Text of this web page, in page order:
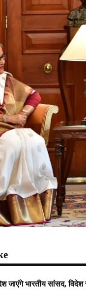
जाएंगे भारतीय सांसद,